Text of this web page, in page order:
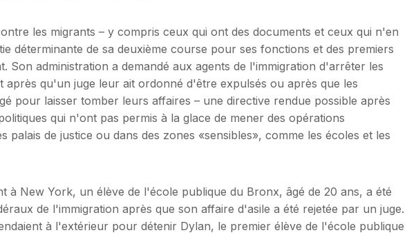
les migrants – y compris ceux qui ont des documents et ceux qui n'en
déterminante de sa deuxième course pour ses fonctions et des premiers
Son administration a demandé aux agents de l'immigration d'arrêter les
après qu'un juge leur ait ordonné d'être expulsés ou après que les
pour laisser tomber leurs affaires – une directive rendue possible après
qui n'ont pas permis à la glace de mener des opérations
palais de justice ou dans des zones «sensibles», comme les écoles et les
à New York, un élève de l'école publique du Bronx, âgé de 20 ans, a été
de l'immigration après que son affaire d'asile a été rejetée par un juge.
à l'extérieur pour détenir Dylan, le premier élève de l'école publique